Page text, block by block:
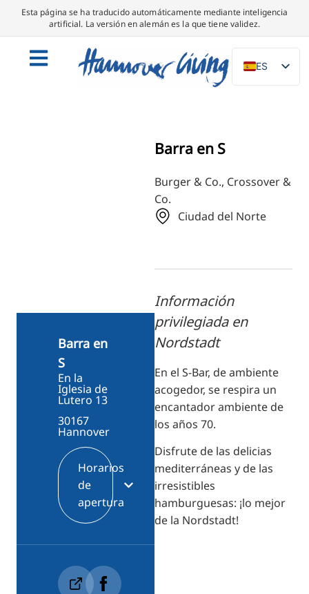
Esta página se ha traducido automáticamente mediante inteligencia
artificial. La versión en alemán es la que tiene validez.
ES
DE
IT
PT
KO
JA
BG
Barra en S
Burger & Co., Crossover &
Co.
Ciudad del Norte
Información
privilegiada en
Nordstadt
En el S-Bar, de ambiente
acogedor, se respira un
encantador ambiente de
los años 70.
Disfrute de las delicias
mediterráneas y de las
irresistibles
hamburguesas: ¡lo mejor
de la Nordstadt!
Barra en
S
En la
Iglesia de
Lutero 13
30167
Hannover
Horarios
de
apertura